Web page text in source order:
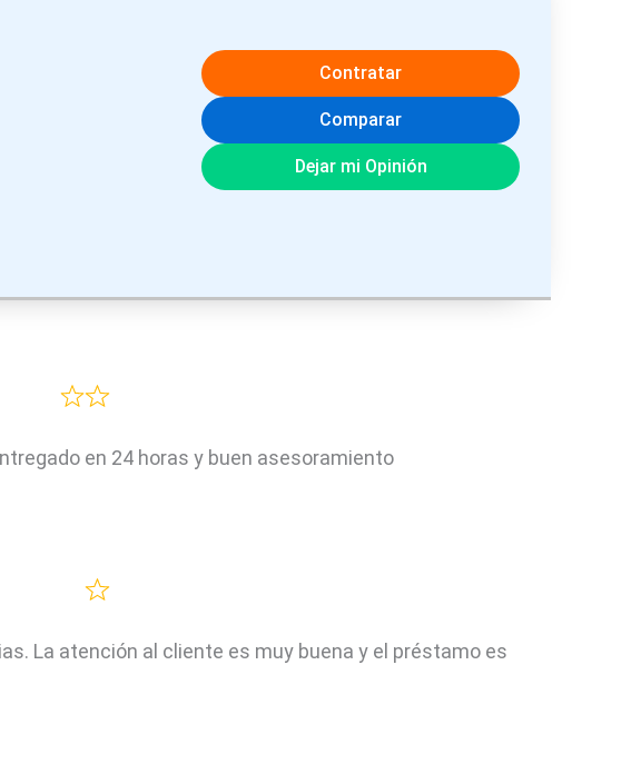
Contratar
Comparar
Dejar mi Opinión
en 24 horas y buen asesoramiento
La atención al cliente es muy buena y el préstamo es